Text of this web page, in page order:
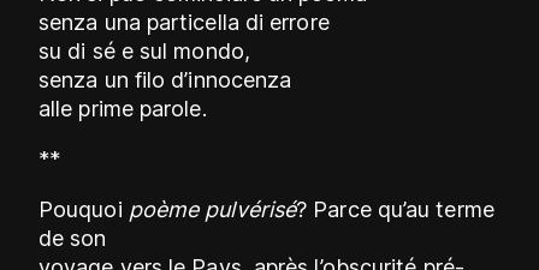
senza una particella di errore
su di sé e sul mondo,
senza un filo d’innocenza
alle prime parole.
**
Pouquoi poème pulvérisé? Parce qu’au terme
de son